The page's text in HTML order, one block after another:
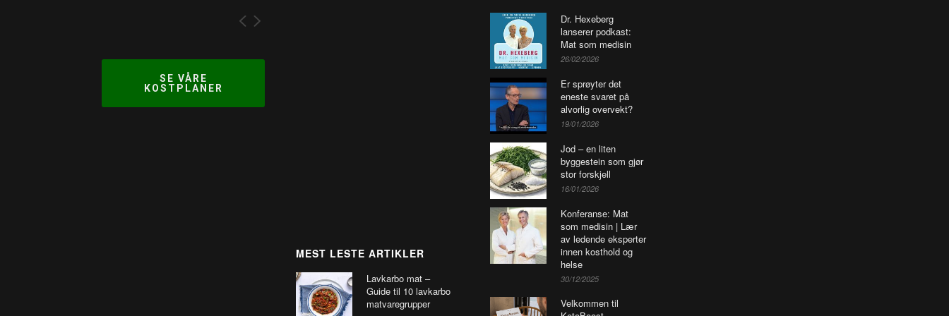
SE VÅRE
KOSTPLANER
MEST LESTE ARTIKLER
Lavkarbo mat –
Guide til 10 lavkarbo
matvaregrupper
Dr. Hexeberg
lanserer podkast:
Mat som medisin
26/02/2026
Er sprøyter det
eneste svaret på
alvorlig overvekt?
19/01/2026
Jod – en liten
byggestein som gjør
stor forskjell
16/01/2026
Konferanse: Mat
som medisin | Lær
av ledende eksperter
innen kosthold og
helse
30/12/2025
Velkommen til